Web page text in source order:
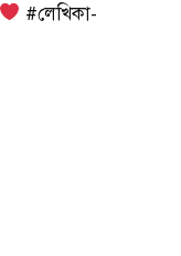
#লেখিকা-